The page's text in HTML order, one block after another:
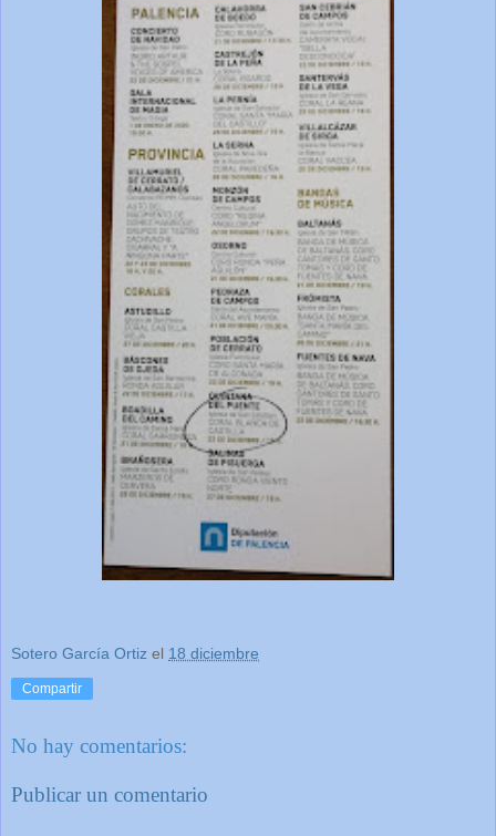
Sotero García Ortiz el 18 diciembre
Compartir
No hay comentarios:
Publicar un comentario